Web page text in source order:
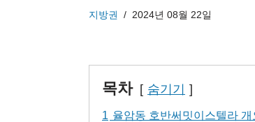
지방권 2024년 08월 22일
목차 숨기기
1 율암동 호반써밋이스텔라 개